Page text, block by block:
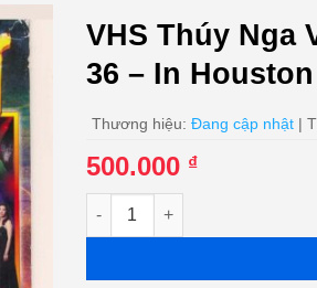
VHS Thúy Nga
36 – In
Thương hiệu: Đang cập nhật |
500.000 ₫
VHS Thúy Nga Video 53 -